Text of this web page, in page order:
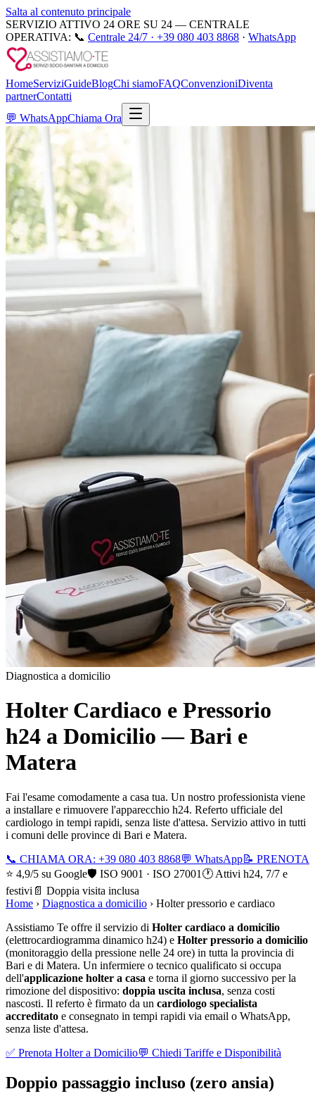
Salta al contenuto principale
SERVIZIO ATTIVO 24 ORE SU 24 — CENTRALE
OPERATIVA: 📞 Centrale 24/7 · +39 080 403 8868 · WhatsApp
HomeServiziGuideBlogChi siamoFAQConvenzioniDiventa
partnerContatti
💬 WhatsAppChiama Ora
Diagnostica a domicilio
Holter Cardiaco e Pressorio
h24 a Domicilio — Bari e
Matera
Fai l'esame comodamente a casa tua. Un nostro professionista viene
a installare e rimuovere l'apparecchio h24. Referto ufficiale del
cardiologo in tempi rapidi, senza liste d'attesa. Servizio attivo in tutti
i comuni delle province di Bari e Matera.
📞 CHIAMA ORA: +39 080 403 8868💬 WhatsApp📝 PRENOTA
⭐ 4,9/5 su Google🛡️ ISO 9001 · ISO 27001 🕐 Attivi h24, 7/7 e
festivi 📄 Doppia visita inclusa
Home › Diagnostica a domicilio › Holter pressorio e cardiaco
Assistiamo Te offre il servizio di Holter cardiaco a domicilio
(elettrocardiogramma dinamico h24) e Holter pressorio a domicilio
(monitoraggio della pressione nelle 24 ore) in tutta la provincia di
Bari e di Matera. Un infermiere o tecnico qualificato si occupa
dell'applicazione holter a casa e torna il giorno successivo per la
rimozione del dispositivo: doppia uscita inclusa, senza costi
nascosti. Il referto è firmato da un cardiologo specialista
accreditato e consegnato in tempi rapidi via email o WhatsApp,
senza liste d'attesa.
✅ Prenota Holter a Domicilio💬 Chiedi Tariffe e Disponibilità
Doppio passaggio incluso (zero ansia)